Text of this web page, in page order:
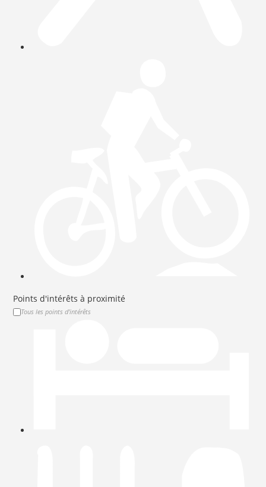
Points d'intérêts à proximité
Tous les points d'intérêts